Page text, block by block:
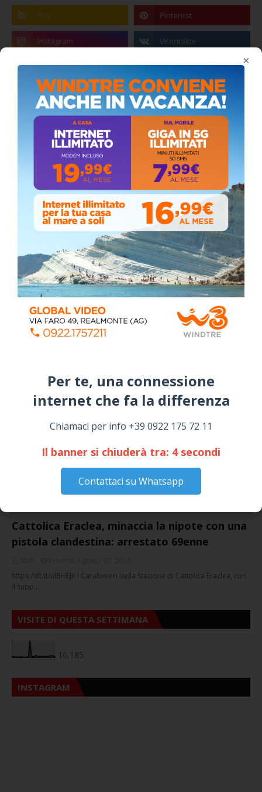
×
Per te, una connessione
internet che fa la differenza​
Chiamaci per info +39 0922 175 72 11
Il banner si chiuderà tra: 4secondi
Contattaci su Whatsapp
Coronavirus: messaggio del Sindaco Zambito
ai cittadini
Domenica, Novembre 22, 2020
Circolo della stampa, terzo appuntamento
con il giornalista Giacinto Pipitone
Martedì, Agosto 04, 2026
Elezioni a Siculiana, in testa candidato
sindaco Zambito
Lunedì, Ottobre 05, 2020
📅 ESTATE MEDITERRANEA 2026 – COMUNE DI
SICULIANA
July 24, 2026
Siculiana, concerto del 1° Maggio 2026 in
Piazza Umberto I: arrivano I Cugini di
Campagna
April 14, 2026
GIUSEPPE
March 16, 2026
Cattolica Eraclea, minaccia la nipote con una
pistola clandestina: arrestato 69enne
https://ift.tt/ulBHEJK I Carabinieri della Stazione di Cattolica Eraclea, con
il supp…
VISITE DI QUESTA SETTIMANA
10,185
INSTAGRAM